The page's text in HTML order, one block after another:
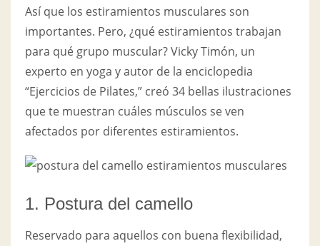
Así que los estiramientos musculares son
importantes. Pero, ¿qué estiramientos trabajan
para qué grupo muscular? Vicky Timón, un
experto en yoga y autor de la enciclopedia
“Ejercicios de Pilates,” creó 34 bellas ilustraciones
que te muestran cuáles músculos se ven
afectados por diferentes estiramientos.
1. Postura del camello
Reservado para aquellos con buena flexibilidad,